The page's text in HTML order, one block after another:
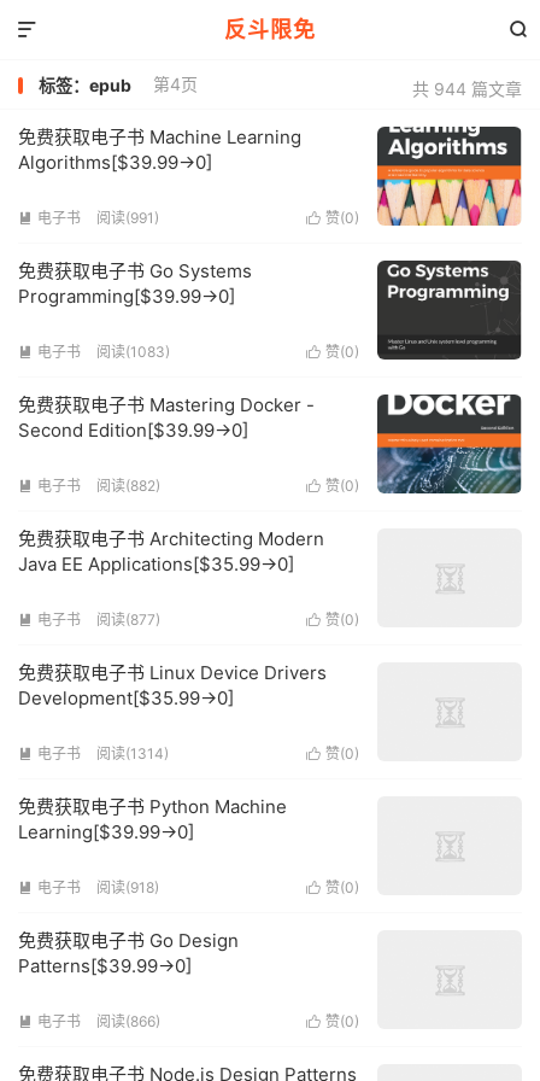
反斗限免 

共 944 篇文章
标签：epub 第4页
免费获取电子书 Machine Learning
Algorithms[$39.99→0]
 赞(0)
 电子书 阅读(991)
免费获取电子书 Go Systems
Programming[$39.99→0]
 赞(0)
 电子书 阅读(1083)
免费获取电子书 Mastering Docker -
Second Edition[$39.99→0]
 赞(0)
 电子书 阅读(882)
免费获取电子书 Architecting Modern
Java EE Applications[$35.99→0]
 赞(0)
 电子书 阅读(877)
免费获取电子书 Linux Device Drivers
Development[$35.99→0]
 赞(0)
 电子书 阅读(1314)
免费获取电子书 Python Machine
Learning[$39.99→0]
 赞(0)
 电子书 阅读(918)
免费获取电子书 Go Design
Patterns[$39.99→0]
 赞(0)
 电子书 阅读(866)
免费获取电子书 Node.js Design Patterns